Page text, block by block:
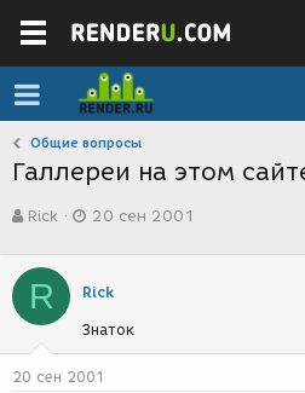
Общие вопросы
Галлереи на этом
в
о
р
т
е
м
ы
Rick
а
с
з
д
а
20 сен 2001
R Rick
Знаток
20 сен 2001